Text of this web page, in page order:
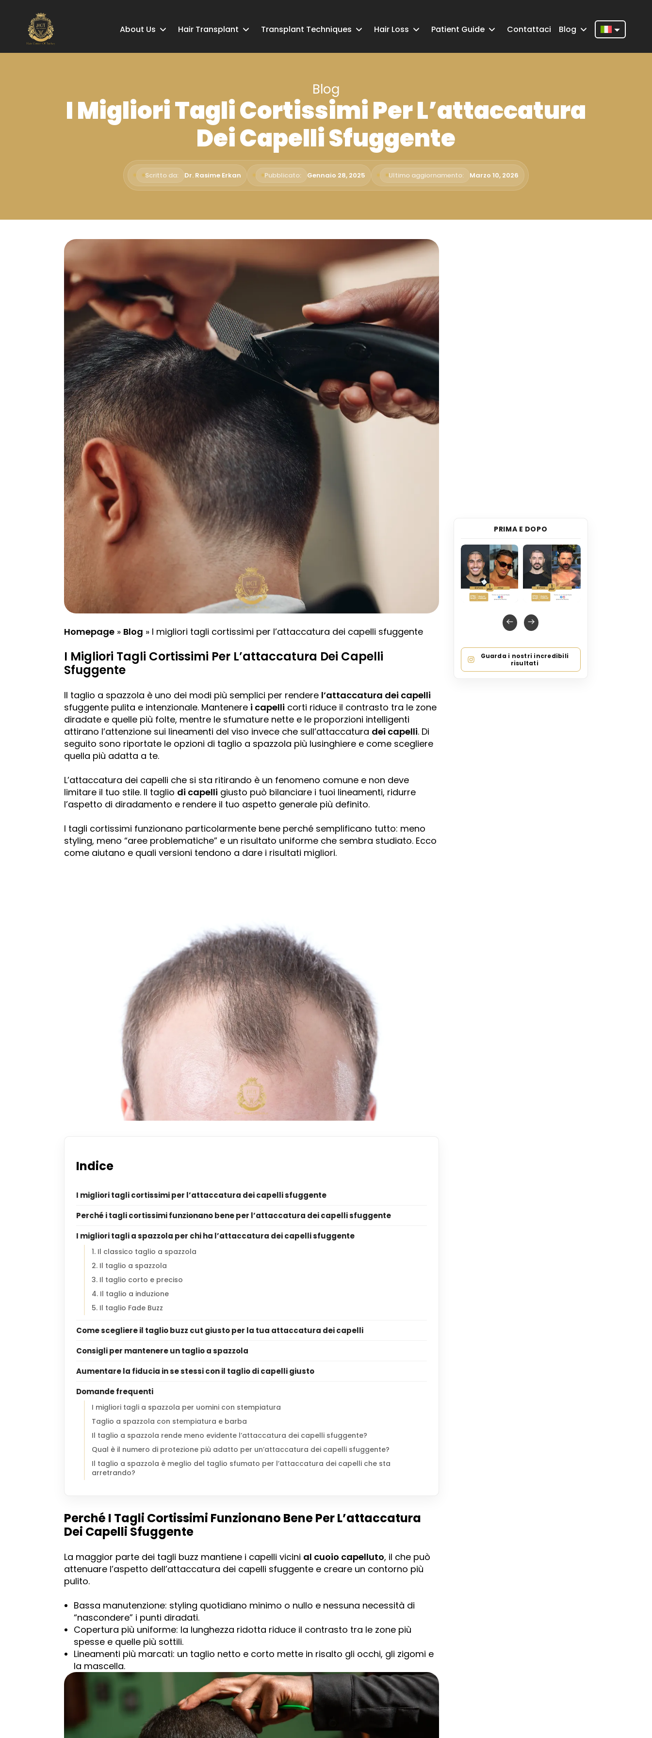
About Us Hair Transplant Transplant Techniques Hair Loss Patient Guide Contattaci
Blog
Blog
I Migliori Tagli Cortissimi Per L’attaccatura
Dei Capelli Sfuggente
Scritto da: Dr. Rasime Erkan Pubblicato: Gennaio 28, 2025 Ultimo aggiornamento: Marzo 10, 2026
Homepage » Blog » I migliori tagli cortissimi per l’attaccatura dei capelli sfuggente
I Migliori Tagli Cortissimi Per L’attaccatura Dei Capelli
Sfuggente
Il taglio a spazzola è uno dei modi più semplici per rendere l’attaccatura dei capelli
sfuggente pulita e intenzionale. Mantenere i capelli corti riduce il contrasto tra le zone
diradate e quelle più folte, mentre le sfumature nette e le proporzioni intelligenti
attirano l’attenzione sui lineamenti del viso invece che sull’attaccatura dei capelli. Di
seguito sono riportate le opzioni di taglio a spazzola più lusinghiere e come scegliere
quella più adatta a te.
L’attaccatura dei capelli che si sta ritirando è un fenomeno comune e non deve
limitare il tuo stile. Il taglio di capelli giusto può bilanciare i tuoi lineamenti, ridurre
l’aspetto di diradamento e rendere il tuo aspetto generale più definito.
I tagli cortissimi funzionano particolarmente bene perché semplificano tutto: meno
styling, meno “aree problematiche” e un risultato uniforme che sembra studiato. Ecco
come aiutano e quali versioni tendono a dare i risultati migliori.
Indice
I migliori tagli cortissimi per l’attaccatura dei capelli sfuggente
Perché i tagli cortissimi funzionano bene per l’attaccatura dei capelli sfuggente
I migliori tagli a spazzola per chi ha l’attaccatura dei capelli sfuggente
1. Il classico taglio a spazzola
2. Il taglio a spazzola
3. Il taglio corto e preciso
4. Il taglio a induzione
5. Il taglio Fade Buzz
Come scegliere il taglio buzz cut giusto per la tua attaccatura dei capelli
Consigli per mantenere un taglio a spazzola
Aumentare la fiducia in se stessi con il taglio di capelli giusto
Domande frequenti
I migliori tagli a spazzola per uomini con stempiatura
Taglio a spazzola con stempiatura e barba
Il taglio a spazzola rende meno evidente l’attaccatura dei capelli sfuggente?
Qual è il numero di protezione più adatto per un’attaccatura dei capelli sfuggente?
Il taglio a spazzola è meglio del taglio sfumato per l’attaccatura dei capelli che sta
arretrando?
Perché I Tagli Cortissimi Funzionano Bene Per L’attaccatura
Dei Capelli Sfuggente
La maggior parte dei tagli buzz mantiene i capelli vicini al cuoio capelluto, il che può
attenuare l’aspetto dell’attaccatura dei capelli sfuggente e creare un contorno più
pulito.
Bassa manutenzione: styling quotidiano minimo o nullo e nessuna necessità di
“nascondere” i punti diradati.
Copertura più uniforme: la lunghezza ridotta riduce il contrasto tra le zone più
spesse e quelle più sottili.
Lineamenti più marcati: un taglio netto e corto mette in risalto gli occhi, gli zigomi e
la mascella.
PRIMA E DOPO
Guarda i nostri incredibili
risultati